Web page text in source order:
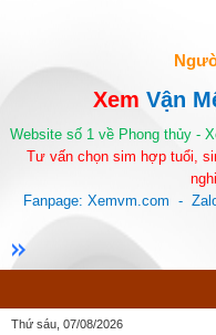
Xem Vận
Website số 1 về Phong thủy -
Tư vấn chọn sim hợp tuổi,
Fanpage: Xemvm.com -
Thứ sáu, 07/08/2026